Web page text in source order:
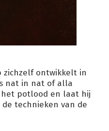
zichzelf ontwikkelt in
nat in nat of alla
het potlood en laat hij
technieken van de